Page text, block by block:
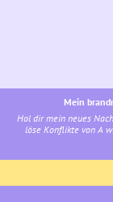
Mein
Hol dir mein neues
löse Konflikte von A